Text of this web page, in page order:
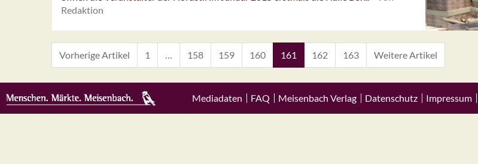
Redaktion
Vorherige Artikel 1 158 159 160 161 162 163 Weitere Artikel
Mediadaten FAQ Meisenbach Verlag Datenschutz Impressum